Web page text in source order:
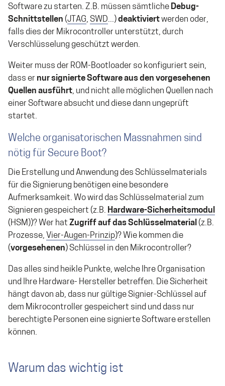
Software zu starten. Z.B. müssen sämtliche Debug-
Schnittstellen (JTAG, SWD...)deaktiviertwerden oder,
falls dies der Mikrocontroller unterstützt, durch
Verschlüsselung geschützt werden.
Weiter muss der ROM-Bootloader so konfiguriert sein,
dass er nur signierte Software aus den vorgesehenen
Quellen ausführt, und nicht alle möglichen Quellen nach
einer Software absucht und diese dann ungeprüft
startet.
Welche organisatorischen Massnahmen sind
nötig für Secure Boot?
Die Erstellung und Anwendung des Schlüsselmaterials
für die Signierung benötigen eine besondere
Aufmerksamkeit. Wo wird das Schlüsselmaterial zum
Signieren gespeichert (z.B. Hardware-Sicherheitsmodul
(HSM))? Wer hat Zugriff auf das Schlüsselmaterial (z.B.
Prozesse, Vier-Augen-Prinzip)? Wie kommen die
(vorgesehenen) Schlüssel in den Mikrocontroller?
Das alles sind heikle Punkte, welche Ihre Organisation
und Ihre Hardware- Hersteller betreffen. Die Sicherheit
hängt davon ab, dass nur gültige Signier-Schlüssel auf
dem Mikrocontroller gespeichert sind und dass nur
berechtigte Personen eine signierte Software erstellen
können.
Warum das wichtig ist